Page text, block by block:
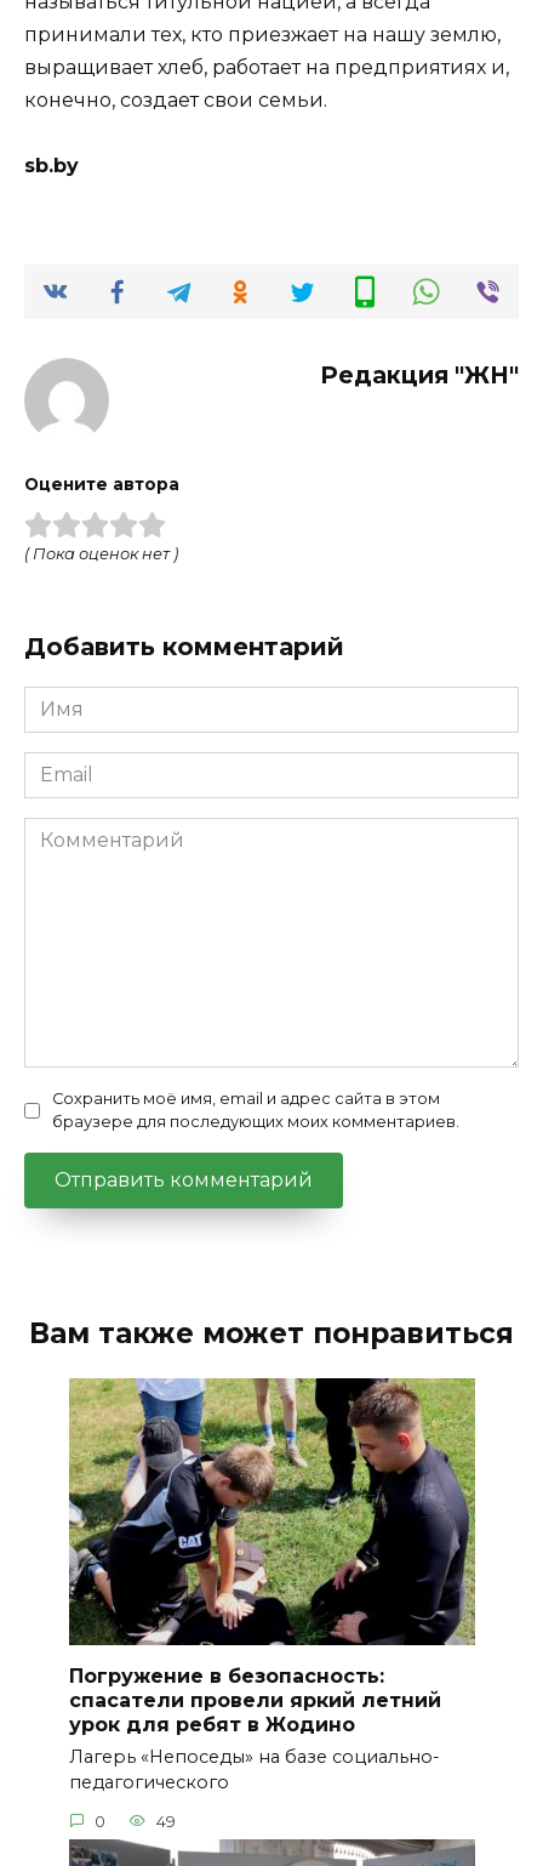
принимали тех, кто приезжает на нашу землю,
выращивает хлеб, работает на предприятиях и,
конечно, создает свои семьи.
sb.by
Редакция "ЖН"
Оцените автора
( Пока оценок нет )
Добавить комментарий
Имя
*
Email
*
Комментарий
Сохранить моё имя, email и адрес сайта в этом
браузере для последующих моих комментариев.
Вам также может понравиться
Погружение в безопасность:
спасатели провели яркий летний
урок для ребят в Жодино
Лагерь «Непоседы» на базе социально-
педагогического
0 49